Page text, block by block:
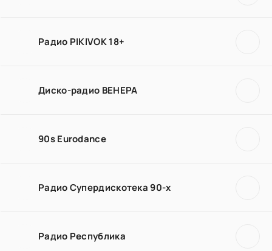
Радио PIKIVOK 18+
Диско-радио ВЕНЕРА
90s Eurodance
Радио Супердискотека 90-х
Радио Республика